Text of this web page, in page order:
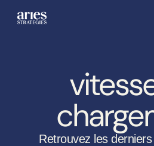
Retrouvez les